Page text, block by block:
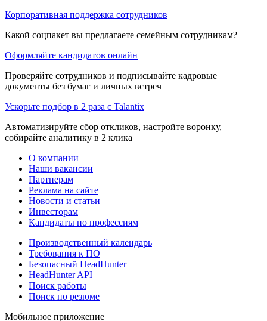
Корпоративная поддержка сотрудников
Какой соцпакет вы предлагаете семейным сотрудникам?
Оформляйте кандидатов онлайн
Проверяйте сотрудников и подписывайте кадровые
документы без бумаг и личных встреч
Ускорьте подбор в 2 раза с Talantix
Автоматизируйте сбор откликов, настройте воронку,
собирайте аналитику в 2 клика
О компании
Наши вакансии
Партнерам
Реклама на сайте
Новости и статьи
Инвесторам
Кандидаты по профессиям
Производственный календарь
Требования к ПО
Безопасный HeadHunter
HeadHunter API
Поиск работы
Поиск по резюме
Мобильное приложение